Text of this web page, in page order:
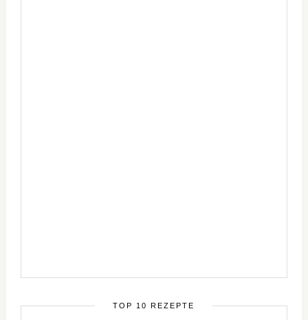
TOP 10 REZEPTE